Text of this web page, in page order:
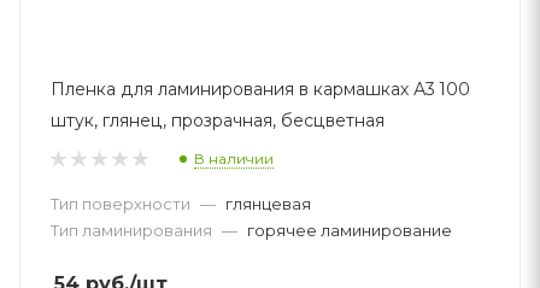
Пленка для ламинирования в кармашках А3 100
штук, глянец, прозрачная, бесцветная
В наличии
Тип поверхности — глянцевая
Тип ламинирования — горячее ламинирование